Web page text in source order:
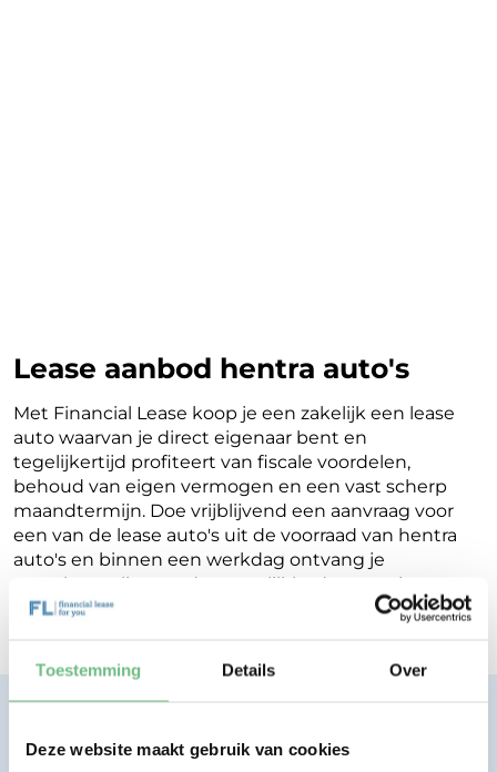
Toestemming Details Over
Deze website maakt gebruik van cookies
Lease aanbod hentra auto's
Met Financial Lease koop je een zakelijk een lease
auto waarvan je direct eigenaar bent en
tegelijkertijd profiteert van fiscale voordelen,
behoud van eigen vermogen en een vast scherp
maandtermijn. Doe vrijblijvend een aanvraag voor
een van de lease auto's uit de voorraad van hentra
auto's en binnen een werkdag ontvang je
terugkoppeling op de mogelijkheden voor jouw
Financial Lease.
Eenvoudig, transparant, vertrouwd.